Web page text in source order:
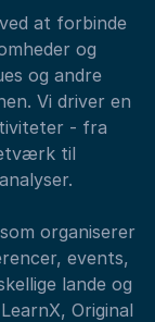
at forbinde
og
og andre
Vi driver en
- fra
til
organiserer
events,
lande og
Original